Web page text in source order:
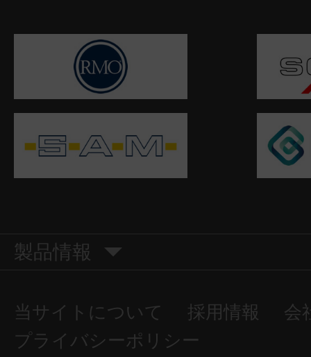
製品情報
当サイトについて 採用情報
会
プライバシーポリシー